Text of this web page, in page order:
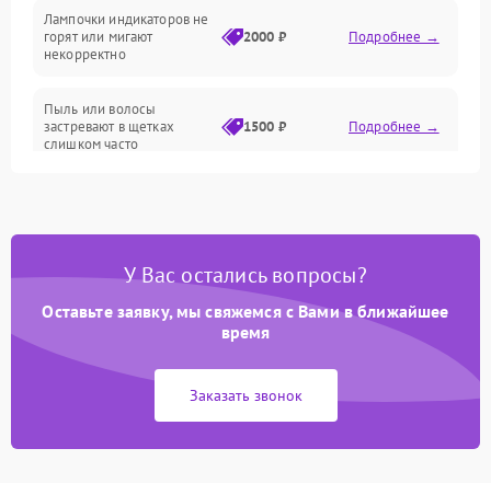
Батарея
Программные сбои
Лампочки индикаторов не
горят или мигают
некорректно
2000 ₽ Подробнее →
Пыль или волосы
застревают в щетках
слишком часто
1500 ₽ Подробнее →
У Вас остались вопросы?
Оставьте заявку, мы свяжемся с Вами в ближайшее
время
Заказать звонок